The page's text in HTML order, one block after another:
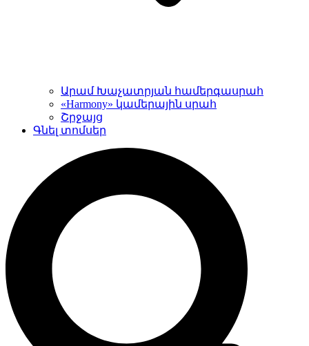
Արամ Խաչատրյան համերգասրահ
«Harmony» կամերային սրահ
Շրջայց
Գնել տոմսեր